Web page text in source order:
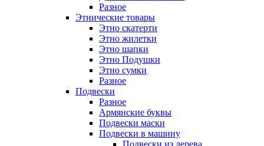
Разное
Этнические товары
Этно скатерти
Этно жилетки
Этно шапки
Этно Подушки
Этно сумки
Разное
Подвески
Разное
Армянские буквы
Подвески маски
Подвески в машину
Подвески из дерева